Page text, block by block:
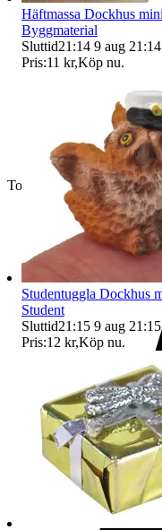
Toppsäljare
Häftmassa Dockhus
Byggmaterial
Sluttid21:14 9 aug 21:14
Pris:11 kr,Köp nu.
Studentuggla Dockhus
Student
Sluttid21:15 9 aug 21:15
Pris:12 kr,Köp nu.